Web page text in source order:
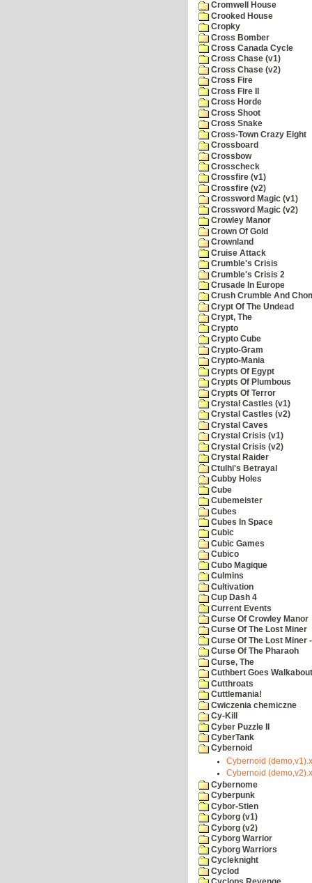
Cromwell House
Crooked House
Cropky
Cross Bomber
Cross Canada Cycle
Cross Chase (v1)
Cross Chase (v2)
Cross Fire
Cross Fire II
Cross Horde
Cross Shoot
Cross Snake
Cross-Town Crazy Eight
Crossboard
Crossbow
Crosscheck
Crossfire (v1)
Crossfire (v2)
Crossword Magic (v1)
Crossword Magic (v2)
Crowley Manor
Crown Of Gold
Crownland
Cruise Attack
Crumble's Crisis
Crumble's Crisis 2
Crusade In Europe
Crush Crumble And
Crypt Of The Undead
Crypt, The
Crypto
Crypto Cube
Crypto-Gram
Crypto-Mania
Crypts Of Egypt
Crypts Of Plumbous
Crypts Of Terror
Crystal Castles (v1)
Crystal Castles (v2)
Crystal Caves
Crystal Crisis (v1)
Crystal Crisis (v2)
Crystal Raider
Ctulhi's Betrayal
Cubby Holes
Cube
Cubemeister
Cubes
Cubes In Space
Cubic
Cubic Games
Cubico
Cubo Magique
Culmins
Cultivation
Cup Dash 4
Current Events
Curse Of Crowley Manor
Curse Of The Lost Miner
Curse Of The Lost Miner
Curse Of The Pharaoh
Curse, The
Cuthbert Goes Walkabout
Cutthroats
Cuttlemania!
Cwiczenia chemiczne
Cy-Kill
Cyber Puzzle II
CyberTank
Cybernoid
Cybernoid
Cybernoid
Cybernome
Cyberpunk
Cybor-Stien
Cyborg (v1)
Cyborg (v2)
Cyborg Warrior
Cyborg Warriors
Cycleknight
Cyclod